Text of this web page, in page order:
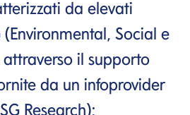
da elevati
(Environmental, Social e
il supporto
da un infoprovider
Research);